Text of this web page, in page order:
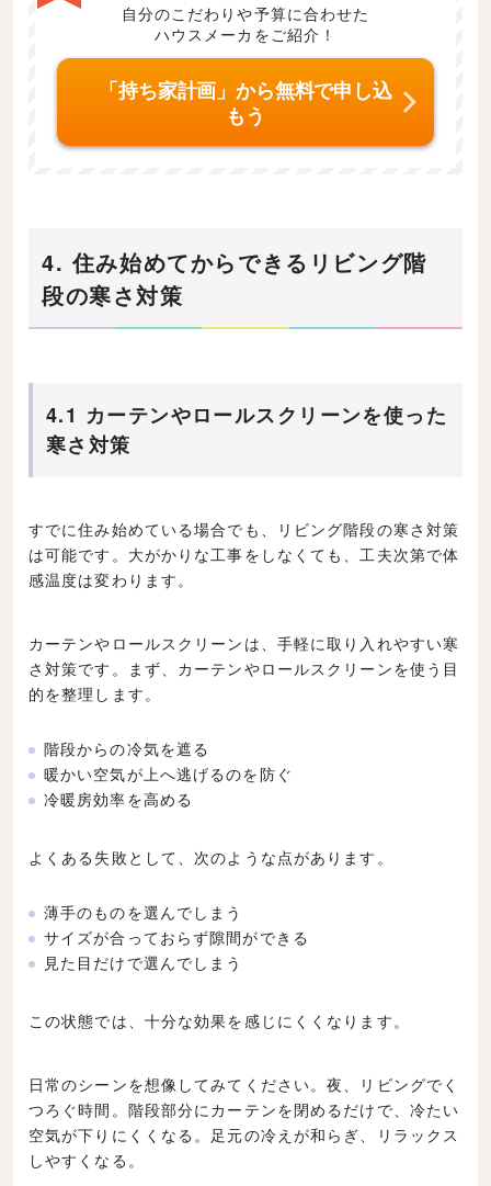
自分のこだわりや予算に合わせた
ハウスメーカをご紹介！
「持ち家計画」から無料で申し込
もう
4. 住み始めてからできるリビング階
段の寒さ対策
4.1 カーテンやロールスクリーンを使った
寒さ対策
すでに住み始めている場合でも、リビング階段の寒さ対策
は可能です。大がかりな工事をしなくても、工夫次第で体
感温度は変わります。
カーテンやロールスクリーンは、手軽に取り入れやすい寒
さ対策です。まず、カーテンやロールスクリーンを使う目
的を整理します。
階段からの冷気を遮る
暖かい空気が上へ逃げるのを防ぐ
冷暖房効率を高める
よくある失敗として、次のような点があります。
薄手のものを選んでしまう
サイズが合っておらず隙間ができる
見た目だけで選んでしまう
この状態では、十分な効果を感じにくくなります。
日常のシーンを想像してみてください。夜、リビングでく
つろぐ時間。階段部分にカーテンを閉めるだけで、冷たい
空気が下りにくくなる。足元の冷えが和らぎ、リラックス
しやすくなる。